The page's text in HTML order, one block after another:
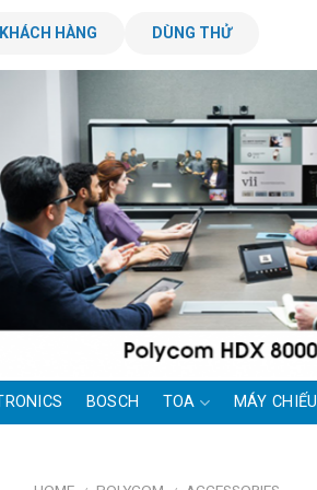
KHÁCH HÀNG DÙNG THỬ
BOSCH TOA MÁY CHIẾU